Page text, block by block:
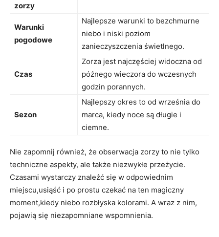
zorzy
Warunki
pogodowe
Najlepsze warunki to bezchmurne
niebo i niski poziom
zanieczyszczenia świetlnego.
Czas
Zorza jest najczęściej widoczna od
późnego wieczora do wczesnych
godzin porannych.
Sezon
Najlepszy okres to od września do
marca, kiedy noce są długie i
ciemne.
Nie zapomnij również, że obserwacja zorzy to nie tylko
techniczne aspekty, ale także niezwykłe przeżycie.
Czasami wystarczy znaleźć się w odpowiednim
miejscu,usiąść i po prostu czekać na ten magiczny
moment,kiedy niebo rozbłyska kolorami. A wraz z nim,
pojawią się niezapomniane wspomnienia.